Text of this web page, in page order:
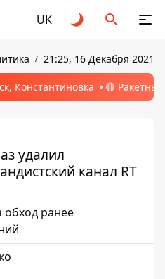
UK
21:25, 16 Декабря 2021
Константиновка 🔴
удалил
канал RT
обход ранее